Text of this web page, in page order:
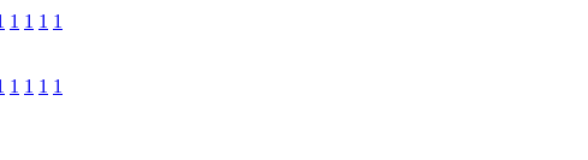
1 1 1 1
1 1 1 1